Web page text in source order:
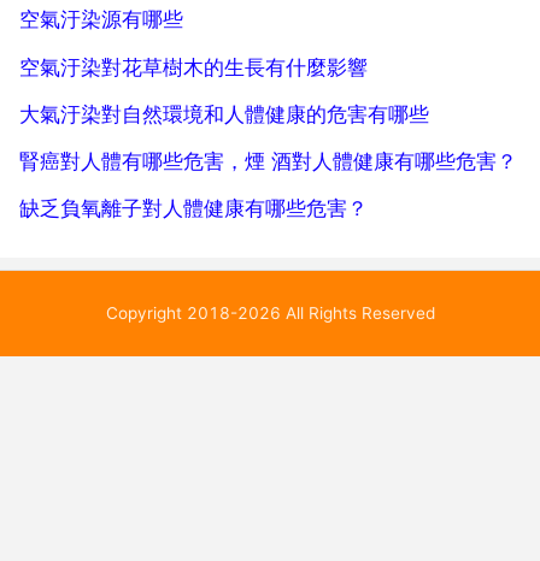
空氣汙染源有哪些
空氣汙染對花草樹木的生長有什麼影響
大氣汙染對自然環境和人體健康的危害有哪些
腎癌對人體有哪些危害，煙 酒對人體健康有哪些危害？
缺乏負氧離子對人體健康有哪些危害？
Copyright 2018-2026 All Rights Reserved